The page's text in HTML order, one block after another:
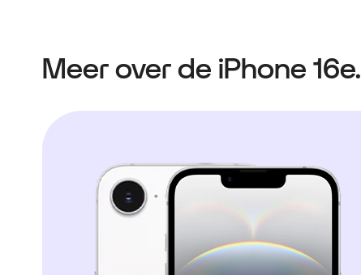
Meer over de iPhone 16e.